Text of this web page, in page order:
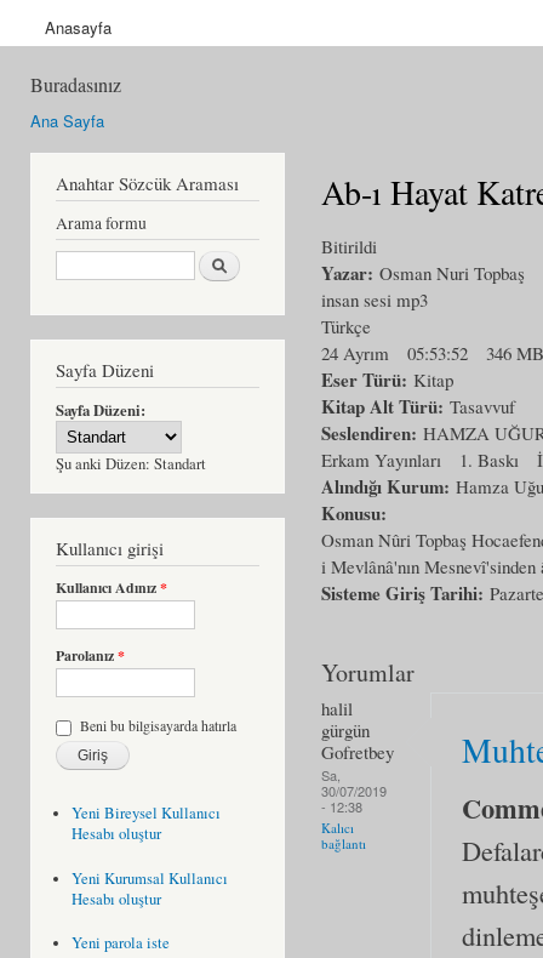
Anasayfa
Buradasınız
Ana Sayfa
Anahtar Sözcük Araması
Arama formu
Ara
Sayfa Düzeni
Sayfa Düzeni:
Şu anki Düzen: Standart
Kullanıcı girişi
Kullanıcı Adınız*
Parolanız*
Beni bu bilgisayarda hatırla
Yeni Bireysel Kullanıcı
Hesabı oluştur
Yeni Kurumsal Kullanıcı
Hesabı oluştur
Yeni parola iste
Ab-ı Hayat
Bitirildi
Yazar: Osman Nuri Topbaş
insan sesi mp3
Türkçe
24 Ayrım
05:53:52 346 MB
Eser Türü: Kitap
Kitap Alt Türü: Tasavvuf
Seslendiren: HAMZA
Erkam Yayınları
1. Baskı
Alındığı Kurum: Hamza
Konusu:
Osman Nûri Topbaş
i Mevlânâ'nın
Sisteme Giriş Tarihi:
Yorumlar
halil
gürgün
Gofretbey
Sa,
30/07/2019
- 12:38
Kalıcı
bağlantı